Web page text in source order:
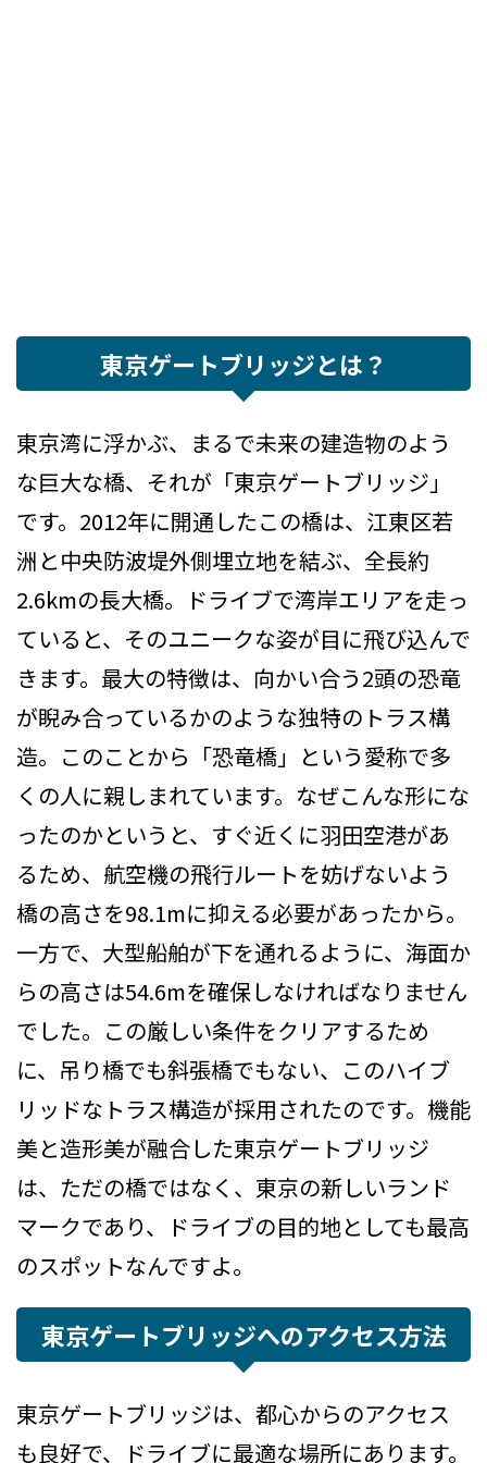
東京ゲートブリッジとは？
東京湾に浮かぶ、まるで未来の建造物のよう
な巨大な橋、それが「東京ゲートブリッジ」
です。2012年に開通したこの橋は、江東区若
洲と中央防波堤外側埋立地を結ぶ、全長約
2.6kmの長大橋。ドライブで湾岸エリアを走っ
ていると、そのユニークな姿が目に飛び込んで
きます。最大の特徴は、向かい合う2頭の恐竜
が睨み合っているかのような独特のトラス構
造。このことから「恐竜橋」という愛称で多
くの人に親しまれています。なぜこんな形にな
ったのかというと、すぐ近くに羽田空港があ
るため、航空機の飛行ルートを妨げないよう
橋の高さを98.1mに抑える必要があったから。
一方で、大型船舶が下を通れるように、海面か
らの高さは54.6mを確保しなければなりません
でした。この厳しい条件をクリアするため
に、吊り橋でも斜張橋でもない、このハイブ
リッドなトラス構造が採用されたのです。機能
美と造形美が融合した東京ゲートブリッジ
は、ただの橋ではなく、東京の新しいランド
マークであり、ドライブの目的地としても最高
のスポットなんですよ。
東京ゲートブリッジへのアクセス方法
東京ゲートブリッジは、都心からのアクセス
も良好で、ドライブに最適な場所にあります。